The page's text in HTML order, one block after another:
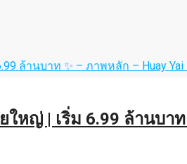
ใหญ่ | เริ่ม 6.99 ล้านบาท